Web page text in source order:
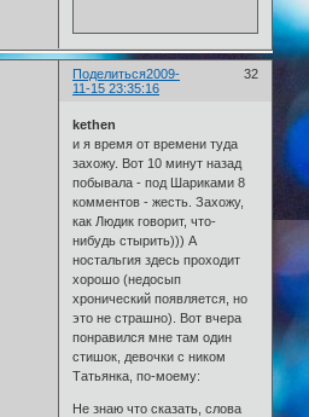
Поделиться 32
2009-
11-15 23:35:16
kethen
и я время от времени туда
захожу. Вот 10 минут назад
побывала - под Шариками 8
комментов - жесть. Захожу,
как Людик говорит, что-
нибудь стырить))) А
ностальгия здесь проходит
хорошо (недосып
хронический появляется, но
это не страшно). Вот вчера
понравился мне там один
стишок, девочки с ником
Татьянка, по-моему:
Не знаю что сказать, слова